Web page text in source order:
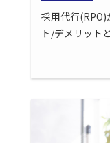
採用代行
ト/デメリット